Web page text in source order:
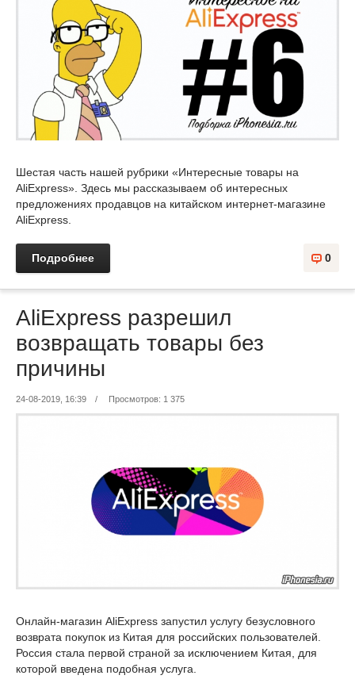
Шестая часть нашей рубрики «Интересные товары на
AliExpress». Здесь мы рассказываем об интересных
предложениях продавцов на китайском интернет-магазине
AliExpress.
Подробнее 0
AliExpress разрешил
возвращать товары без
причины
24-08-2019, 16:39 / Просмотров: 1 375
Онлайн-магазин AliExpress запустил услугу безусловного
возврата покупок из Китая для российских пользователей.
Россия стала первой страной за исключением Китая, для
которой введена подобная услуга.